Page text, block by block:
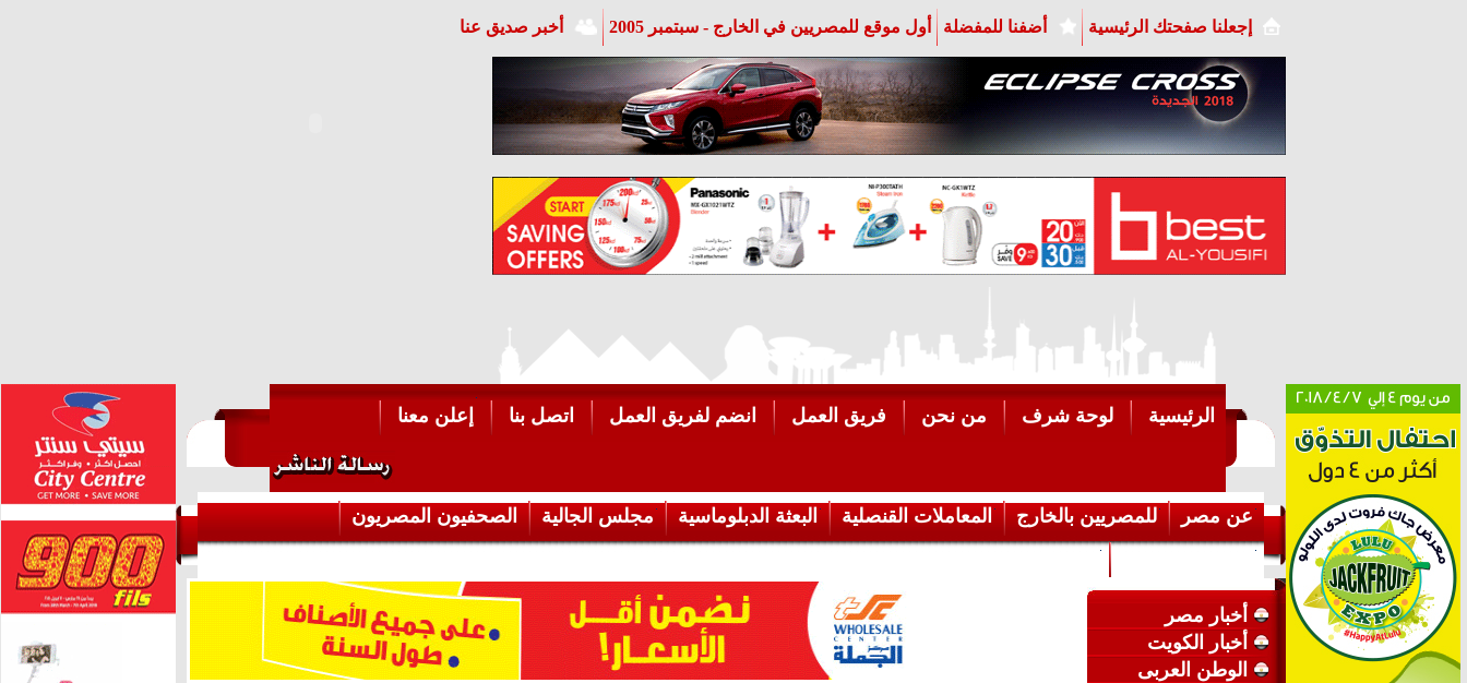
إجعلنا صفحتك الرئيسية أضفنا للمفضلة أول موقع للمصريين في الخارج - سبتمبر 2005 أخبر صديق عنا
الرئيسية لوحة شرف من نحن فريق العمل انضم لفريق العمل اتصل بنا إعلن معنا
عن مصر للمصريين بالخارج المعاملات القنصلية البعثة الدبلوماسية مجلس الجالية
الصحفيون المصريون
أخبار مصر
أخبار الكويت
الوطن العربى